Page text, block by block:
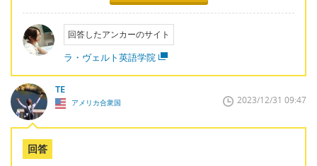
回答したアンカーのサイト
ラ・ヴェルト英語学院
TE
アメリカ合衆国 2023/12/31 09:47
回答